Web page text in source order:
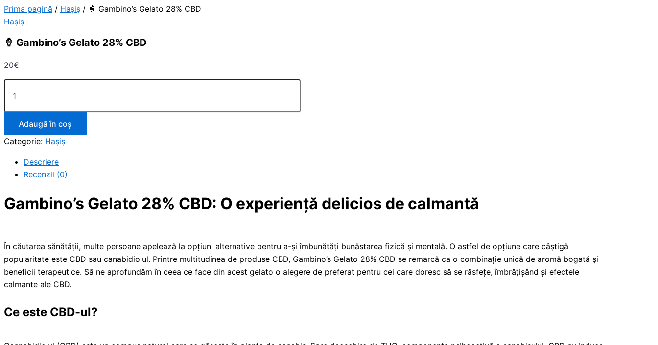
Prima pagină / Haşiş / 🍦 Gambino’s Gelato 28% CBD
Haşiş
🍦 Gambino’s Gelato 28% CBD
20€
Adaugă în coș
Categorie: Haşiş
Descriere
Recenzii (0)
Gambino’s Gelato 28% CBD: O experiență delicios de calmantă
În căutarea sănătății, multe persoane apelează la opțiuni alternative pentru a-și îmbunătăți bunăstarea fizică și mentală. O astfel de opțiune care câștigă
popularitate este CBD sau canabidiolul. Printre multitudinea de produse CBD, Gambino’s Gelato 28% CBD se remarcă ca o combinație unică de aromă bogată și
beneficii terapeutice. Să ne aprofundăm în ceea ce face din acest gelato o alegere de preferat pentru cei care doresc să se răsfețe, îmbrățișând și efectele
calmante ale CBD.
Ce este CBD-ul?